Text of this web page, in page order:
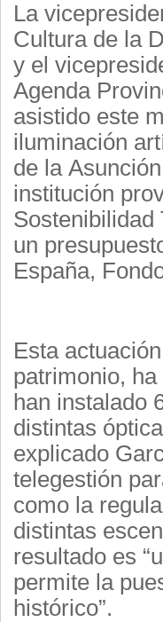
La
Cultura de la
y el
Agenda
asistido este
iluminación
de laAsunción
institución
Sostenibilidad
un
España,
Esta
patrimonio,
han instalado
distintas
explicado
telegestión
como la
distintas
resultado es
permite la
histórico”.